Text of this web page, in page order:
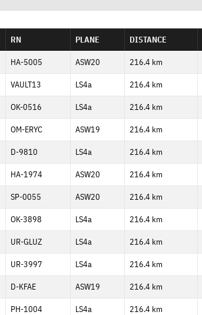
RN PLANE DISTANCE
HA-5005 ASW20 216.4 km
VAULT13 LS4a 216.4 km
OK-0516 LS4a 216.4 km
OM-ERYC ASW19 216.4 km
D-9810 LS4a 216.4 km
HA-1974 ASW20 216.4 km
SP-0055 ASW20 216.4 km
OK-3898 LS4a 216.4 km
UR-GLUZ LS4a 216.4 km
UR-3997 LS4a 216.4 km
D-KFAE ASW19 216.4 km
PH-1004 LS4a 216.4 km